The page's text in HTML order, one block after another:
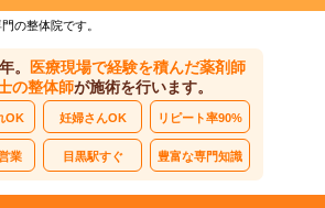
の整体院です。
。
医療現場で経験を積んだ薬剤師
の整体師が施術を行います。
OK 妊婦さんOK リピート率90%
業 目黒駅すぐ 豊富な専門知識